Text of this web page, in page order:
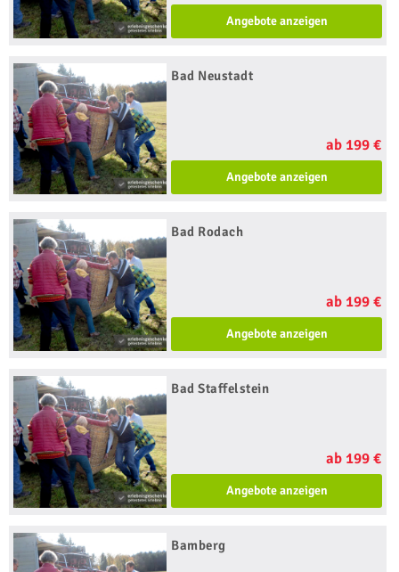
Angebote anzeigen
Bad Neustadt
ab 199 €
Angebote anzeigen
Bad Rodach
ab 199 €
Angebote anzeigen
Bad Staffelstein
ab 199 €
Angebote anzeigen
Bamberg